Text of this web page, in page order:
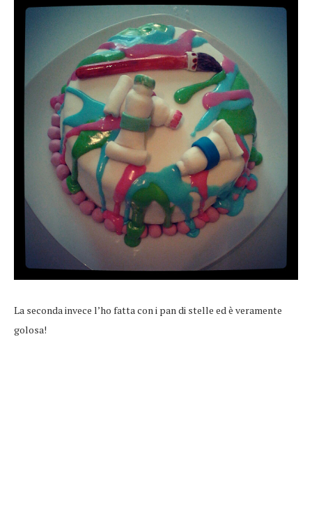
La seconda invece l’ho fatta con i pan di stelle ed è veramente
golosa!